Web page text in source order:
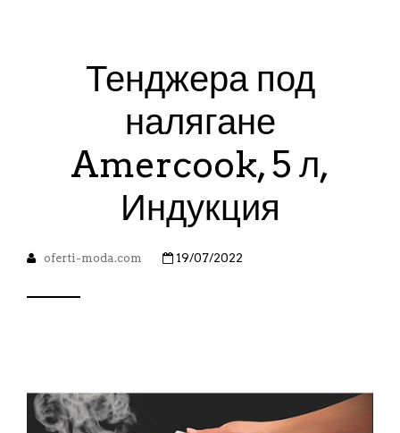
Тенджера под
налягане
Amercook, 5 л,
Индукция
oferti-moda.com 19/07/2022